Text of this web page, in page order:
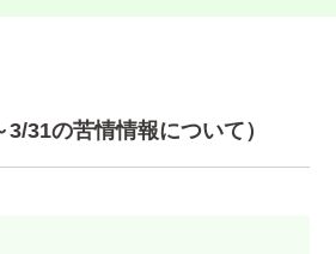
31の苦情情報について）